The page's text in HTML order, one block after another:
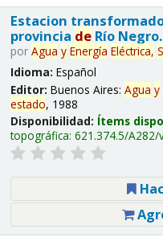
Estacion
provincia deRío Negro.
por Agua y Energía Eléctrica,
Idioma: Español
Editor: Buenos Aires: Agua y
estado, 1988
Disponibilidad: Ítems
topográfica: 621.374.5/A282/